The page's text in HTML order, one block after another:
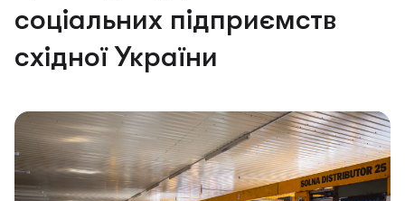
соціальних підприємств
східної України